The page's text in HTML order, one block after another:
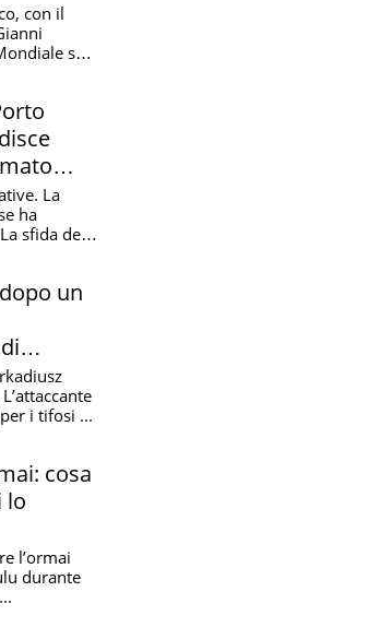
con il
sarà
La
ha
sfida del
un
i tifosi ...
cosa
lo
l’ormai
durante